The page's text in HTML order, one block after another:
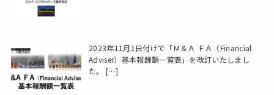
2023年11月1日付けで「Ｍ＆Ａ ＦＡ（Financial
Adviser）基本報酬額一覧表」を改訂いたしまし
た。
[…]